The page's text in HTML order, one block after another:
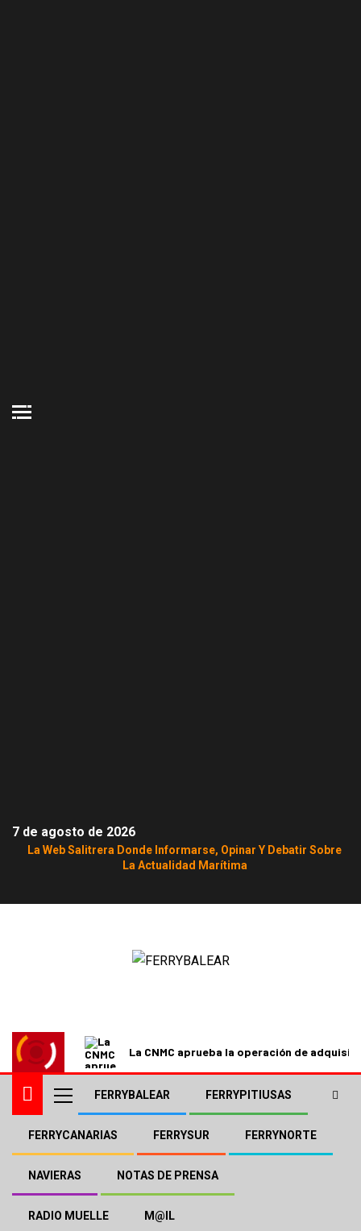
7 de agosto de 2026
La Web Salitrera Donde Informarse, Opinar Y Debatir Sobre
La Actualidad Marítima
La CNMC aprueba la operación de
FERRYBALEAR FERRYPITIUSAS
FERRYCANARIAS FERRYSUR FERRYNORTE
NAVIERAS NOTAS DE PRENSA
RADIO MUELLE M@IL
Nador